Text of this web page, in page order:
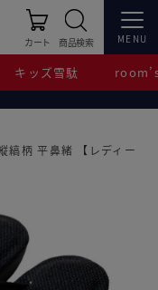
カート 商品検索
キッズ雪駄
MENU
縞柄 平鼻緒 【レディー